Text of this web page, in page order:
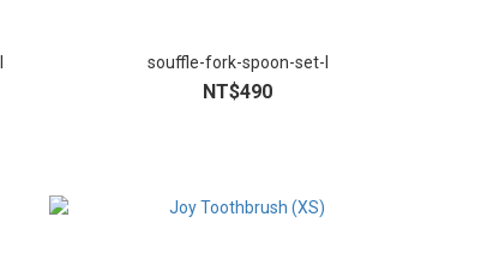
souffle-fork-spoon-set-l
NT$490